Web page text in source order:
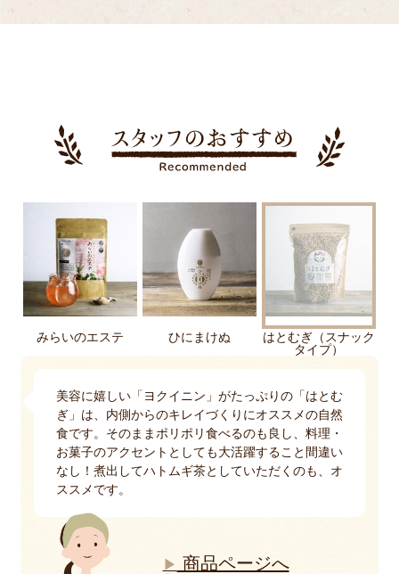
みらいのエステ ひにまけぬ
はとむぎ（スナック
タイプ）
美容に嬉しい「ヨクイニン」がたっぷりの「はとむ
ぎ」は、内側からのキレイづくりにオススメの自然
食です。そのままポリポリ食べるのも良し、料理・
お菓子のアクセントとしても大活躍すること間違い
なし！煮出してハトムギ茶としていただくのも、オ
ススメです。
▶ 商品ページへ